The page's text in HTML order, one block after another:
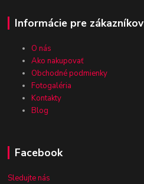
Informácie pre zákazníkov
O nás
Ako nakupovať
Obchodné podmienky
Fotogaléria
Kontakty
Blog
Facebook
Sledujte nás